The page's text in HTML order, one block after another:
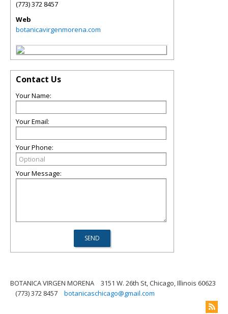
(773) 372 8457
Web
botanicavirgenmorena.com
Contact Us
Your Name:
Your Email:
Your Phone:
Your Message:
BOTANICA VIRGEN MORENA
3151 W. 26th St, Chicago, Illinois 60623
(773) 372 8457
botanicaschicago@gmail.com